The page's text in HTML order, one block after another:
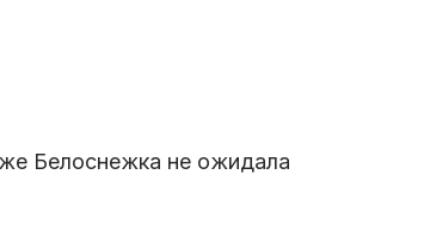
Белоснежка не ожидала